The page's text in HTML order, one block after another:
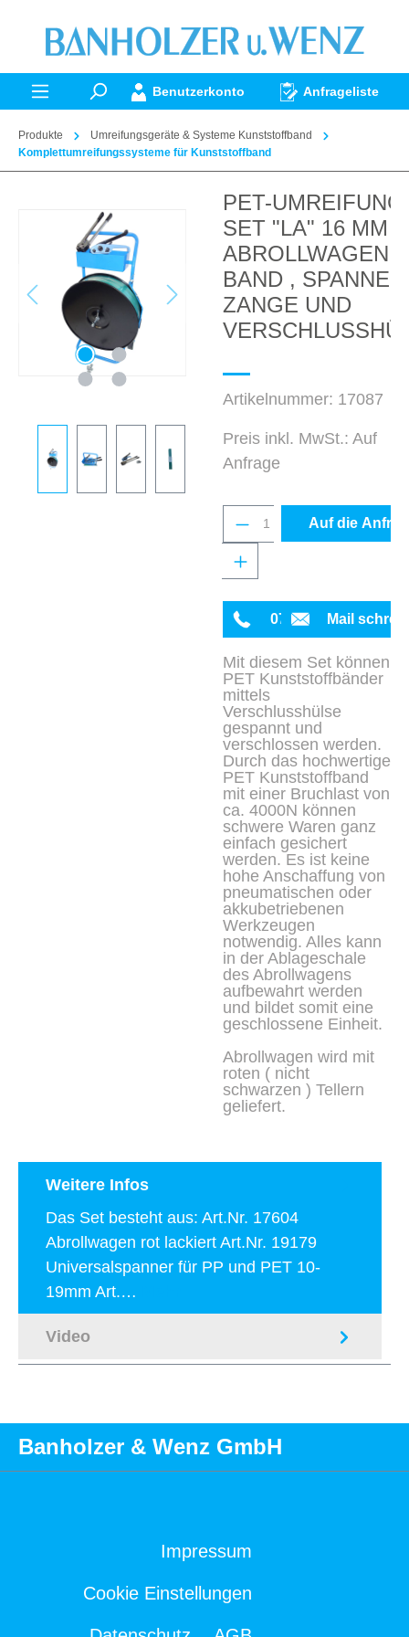
springen
Benutzerkonto Anfrageliste
Produkte
Umreifungsgeräte & Systeme Kunststoffband
Komplettumreifungssysteme für Kunststoffband
PET-
SET "LA" 16 MM
ABROLLWAGEN,
BAND ,
ZANGE UND
Artikelnummer: 17087
Preis inkl. MwSt.: Auf
Anfrage
Produkt Anzahl:
Auf die
0711 342934-0
Mail
Mit diesem Set können
PET Kunststoffbänder
mittels
Verschlusshülse
gespannt und
verschlossen werden.
Durch das hochwertige
PET Kunststoffband
mit einer Bruchlast von
ca. 4000N können
schwere Waren ganz
einfach gesichert
werden. Es ist keine
hohe Anschaffung von
pneumatischen oder
akkubetriebenen
Werkzeugen
notwendig. Alles kann
in der Ablageschale
des Abrollwagens
aufbewahrt werden
und bildet somit eine
geschlossene Einheit.
Abrollwagen wird mit
roten ( nicht
schwarzen ) Tellern
geliefert.
Weitere Infos
Das Set besteht aus: Art.Nr. 17604
Abrollwagen rot lackiert Art.Nr. 19179
Universalspanner für PP und PET 10-
19mm Art.…
Video
Banholzer & Wenz GmbH
Impressum
Cookie Einstellungen